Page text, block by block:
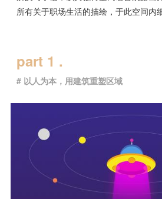
所有关于职场生活的描绘，于此空间内
part 1 .
# 以人为本，用建筑重塑区域